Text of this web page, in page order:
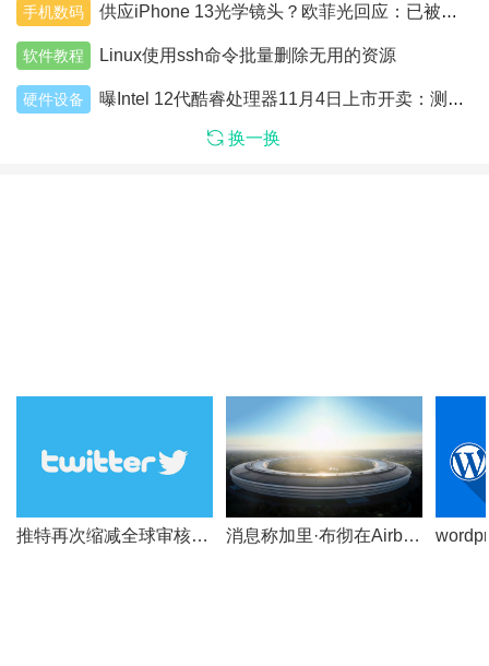
手机数码 供应iPhone 13光学镜头？欧菲光回应：已被苹果终止采购和订单合作
软件教程 Linux使用ssh命令批量删除无用的资源
硬件设备 曝Intel 12代酷睿处理器11月4日上市开卖：测试性能比Zen3快27%
换一换
推特再次缩减全球审核团队人数，至少 12 名员工被裁 消息称加里·布彻在Airbnb任职后将重返苹果公司